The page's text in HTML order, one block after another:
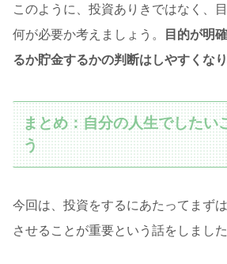
このように、投資ありきではなく、
何が必要か考えましょう。
目的が明
るか貯金するかの判断はしやすくなり
まとめ：自分の人生でしたい
う
今回は、投資をするにあたってまず
させることが重要という話をしました